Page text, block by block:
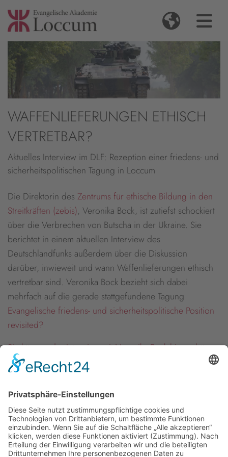
WAFFENLIEFERUNGEN ETHISCH
VERTRETBAR?
Aktuelles Interview im DLF: Rezeption einer friedens- und
sicherheitspolitischen Tagung in Loccum
Die Direktorin des Zentrums für ethische Bildung in den
Streitkräften (zebis), Veronika Bock, ist zutiefst schockiert
über die Verbrechen von Butscha in der Ukraine. Sie
berichtet in einem aktuellen Interview des
Deutschlandfunks außerdem über die Diskussion
darüber, inwieweit und wann Waffenlieferungen ethisch
vertretbar sind. Veronika Bock bezieht sich dabei
mehrfach auf die gerade stattgefundene Tagung
Evangelische friedens- und sicherheitspolitische Position
revisited?
Sie können das Interview mit Veronika Bock hier anhören.
Newsletter
Presse